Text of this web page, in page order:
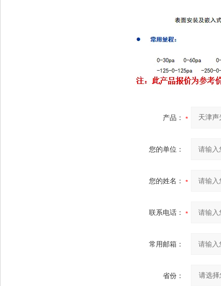
产品：
您的单位：
您的姓名：
联系电话：
常用邮箱：
省份：